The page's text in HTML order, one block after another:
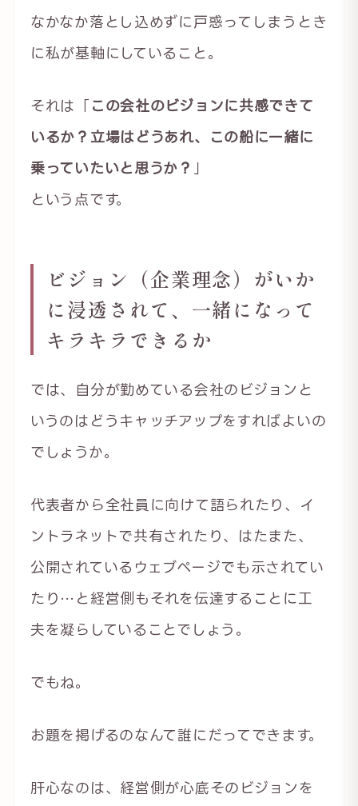
なかなか落とし込めずに戸惑ってしまうとき
に私が基軸にしていること。
それは「
この会社のビジョンに共感できて
いるか？立場はどうあれ、この船に一緒に
乗っていたいと思うか？
という点です。
ビジョン（企業理念）がいか
に浸透されて、一緒になって
キラキラできるか
では、自分が勤めている会社のビジョンと
いうのはどうキャッチアップをすればよいの
でしょうか。
代表者から全社員に向けて語られたり、イ
ントラネットで共有されたり、はたまた、
公開されているウェブページでも示されてい
たり…と経営側もそれを伝達することに工
夫を凝らしていることでしょう。
でもね。
お題を掲げるのなんて誰にだってできます。
肝心なのは、経営側が心底そのビジョンを